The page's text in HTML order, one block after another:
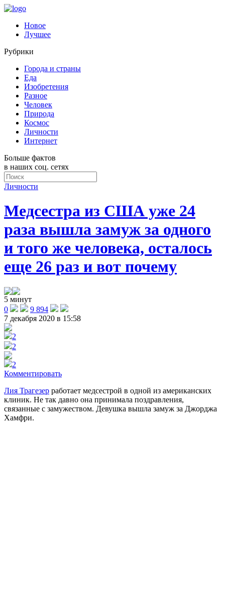
Новое
Лучшее
Рубрики
Города и страны
Еда
Изобретения
Разное
Человек
Природа
Космос
Личности
Интернет
Больше фактов
в наших соц. сетях
Личности
Медсестра из США уже 24
раза вышла замуж за одного
и того же человека, осталось
еще 26 раз и вот почему
5 минут
0
9 894
7 декабря 2020 в 15:58
2
2
2
Комментировать
Лия Трагезер работает медсестрой в одной из американских
клиник. Не так давно она принимала поздравления,
связанные с замужеством. Девушка вышла замуж за Джорджа
Хамфри.